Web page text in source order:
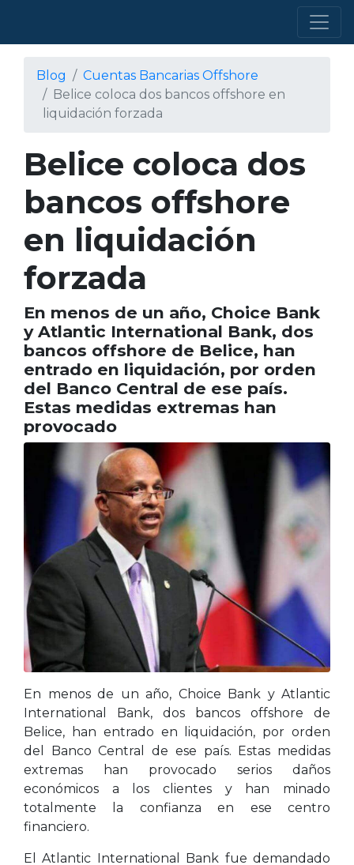
Blog
Cuentas Bancarias Offshore
Belice coloca dos bancos offshore en
liquidación forzada
Belice coloca dos
bancos offshore
en liquidación
forzada
En menos de un año, Choice Bank
y Atlantic International Bank, dos
bancos offshore de Belice, han
entrado en liquidación, por orden
del Banco Central de ese país.
Estas medidas extremas han
provocado
En menos de un año, Choice Bank y Atlantic
International Bank, dos bancos offshore de
Belice, han entrado en liquidación, por orden
del Banco Central de ese país. Estas medidas
extremas han provocado serios daños
económicos a los clientes y han minado
totalmente la confianza en ese centro
financiero.
El Atlantic International Bank fue demandado